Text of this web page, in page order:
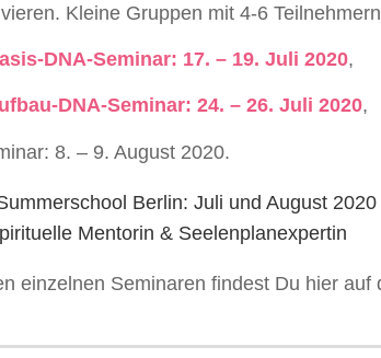
Kleine Gruppen mit 4-6
DNA-Seminar: 17. – 19. Juli 2020,
DNA-Seminar: 24. – 26. Juli 2020,
8. – 9. August 2020.
einzelnen Seminaren findest Du hier auf